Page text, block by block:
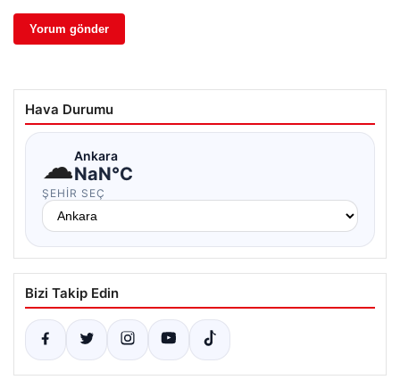
Hava Durumu
☁Ankara
NaN°C
ŞEHIR SEÇ
Bizi Takip Edin